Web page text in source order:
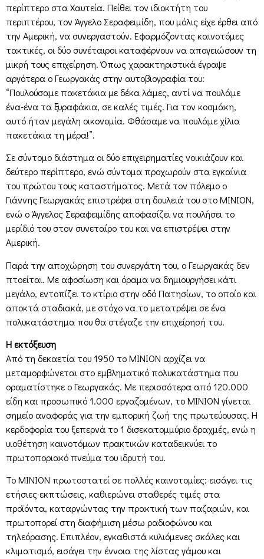
περίπτερο στα Χαυτεία. Πείθει τον ιδιοκτήτη του
περιπτέρου, τον Άγγελο Σεραφειμίδη, που μόλις είχε έρθει από
την Αμερική, να συνεργαστούν. Εφαρμόζοντας καινοτόμες
τακτικές, οι δύο συνέταιροι καταφέρνουν να απογειώσουν τη
μικρή τους επιχείρηση. Όπως χαρακτηριστικά έγραψε
αργότερα ο Γεωργακάς στην αυτοβιογραφία του:
“Πουλούσαμε πακετάκια με δέκα λάμες, αντί να πουλάμε
ένα-ένα τα ξυραφάκια, σε καλές τιμές. Για τον κοσμάκη,
αυτό ήταν μεγάλη οικονομία. Φθάσαμε να πουλάμε χίλια
πακετάκια τη μέρα!”.
Σε σύντομο διάστημα οι δύο επιχειρηματίες νοικιάζουν και
δεύτερο περίπτερο, ενώ σύντομα προχωρούν στα εγκαίνια
του πρώτου τους καταστήματος. Μετά τον πόλεμο ο
Γιάννης Γεωργακάς επιστρέφει στη δουλειά του στο ΜΙΝΙΟΝ,
ενώ ο Άγγελος Σεραφειμίδης αποφασίζει να πουλήσει το
μερίδιό του στον συνεταίρο του και να επιστρέψει στην
Αμερική.
Παρά την αποχώρηση του συνεργάτη του, ο Γεωργακάς δεν
πτοείται. Με αφοσίωση και όραμα να δημιουργήσει κάτι
μεγάλο, εντοπίζει το κτίριο στην οδό Πατησίων, το οποίο και
αποκτά σταδιακά, με στόχο να το μετατρέψει σε ένα
πολυκατάστημα που θα στέγαζε την επιχείρησή του.
Η εκτόξευση
Από τη δεκαετία του 1950 το ΜΙΝΙΟΝ αρχίζει να
μεταμορφώνεται στο εμβληματικό πολυκατάστημα που
οραματίστηκε ο Γεωργακάς. Με περισσότερα από 120.000
είδη και προσωπικό 1.000 εργαζομένων, το ΜΙΝΙΟΝ γίνεται
σημείο αναφοράς για την εμπορική ζωή της πρωτεύουσας. Η
κερδοφορία του ξεπερνά το 1 δισεκατομμύριο δραχμές, ενώ η
υιοθέτηση καινοτόμων πρακτικών καταδεικνύει το
πρωτοποριακό πνεύμα του ιδρυτή του.
Το ΜΙΝΙΟΝ πρωτοστατεί σε πολλές καινοτομίες: εισάγει τις
ετήσιες εκπτώσεις, καθιερώνει σταθερές τιμές στα
προϊόντα, καταργώντας την πρακτική των παζαριών, και
πρωτοπορεί στη διαφήμιση μέσω ραδιοφώνου και
τηλεόρασης. Επιπλέον, εγκαθιστά κυλιόμενες σκάλες και
κλιματισμό, εισάγει την έννοια της λίστας γάμου και